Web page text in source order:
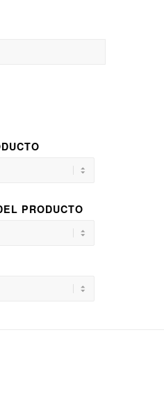
PRODUCTO